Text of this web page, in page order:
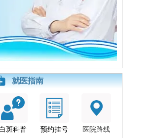
就医指南
白斑科普 预约挂号 医院路线